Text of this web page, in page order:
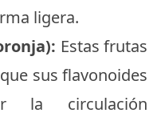
ligera.
Estas frutas
sus flavonoides
la circulación